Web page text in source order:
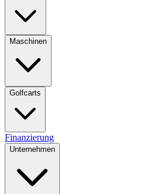
Maschinen
Golfcarts
Finanzierung
Unternehmen